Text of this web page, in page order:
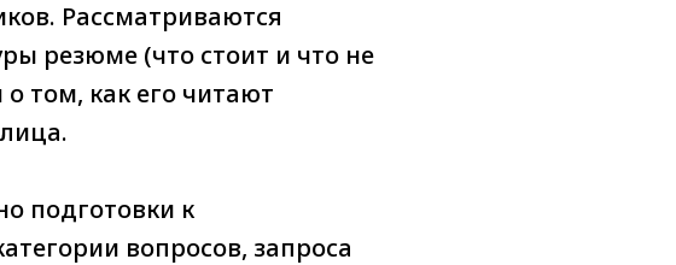
Рассматриваются
резюме (что стоит и что не
том, как его читают
подготовки к
вопросов, запроса